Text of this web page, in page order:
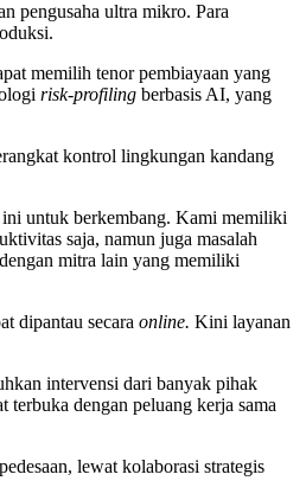
pengusaha ultra mikro. Para
memilih tenor pembiayaan yang
risk-profiling berbasis AI, yang
kontrol lingkungan kandang
ini untuk berkembang. Kami memiliki
saja, namun juga masalah
mitra lain yang memiliki
dipantau secara online. Kini layanan
intervensi dari banyak pihak
terbuka dengan peluang kerja sama
lewat kolaborasi strategis